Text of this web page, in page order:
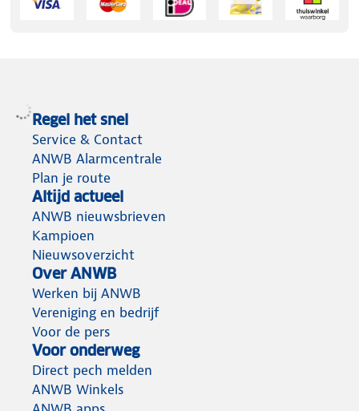
Regel het snel
Service & Contact
ANWB Alarmcentrale
Plan je route
Altijd actueel
ANWB nieuwsbrieven
Kampioen
Nieuwsoverzicht
Over ANWB
Werken bij ANWB
Vereniging en bedrijf
Voor de pers
Voor onderweg
Direct pech melden
ANWB Winkels